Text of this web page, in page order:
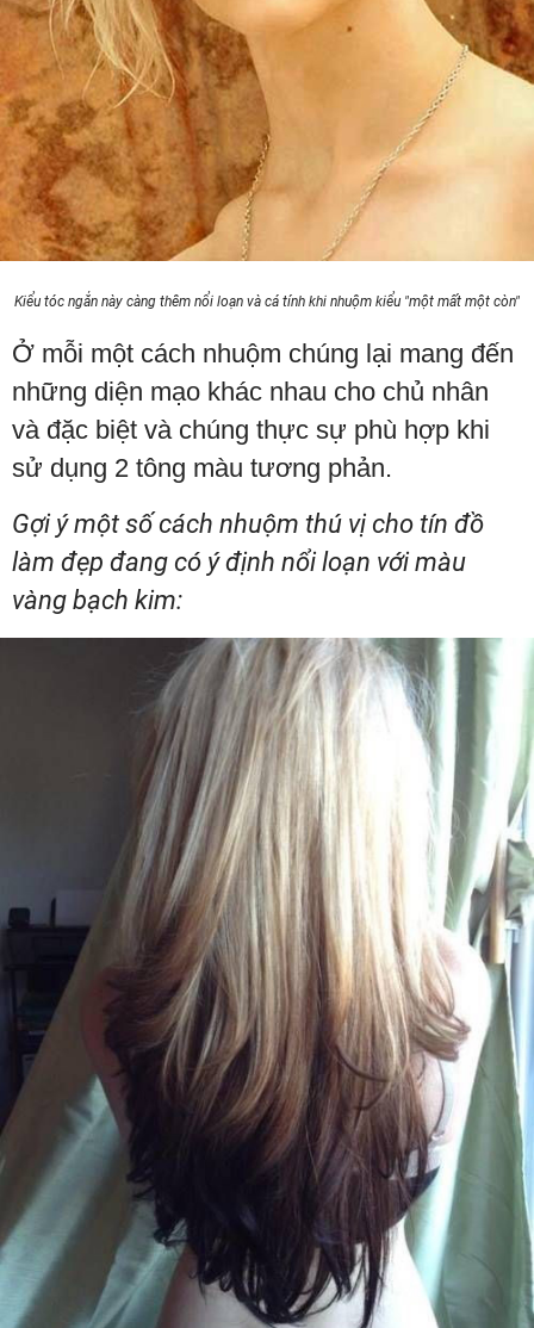
Kiểu tóc ngắn này càng thêm nổi loạn và cá tính khi nhuộm kiểu "một mất một còn"
Ở mỗi một cách nhuộm chúng lại mang đến
những diện mạo khác nhau cho chủ nhân
và đặc biệt và chúng thực sự phù hợp khi
sử dụng 2 tông màu tương phản.
Gợi ý một số cách nhuộm thú vị cho tín đồ
làm đẹp đang có ý định nổi loạn với màu
vàng bạch kim: